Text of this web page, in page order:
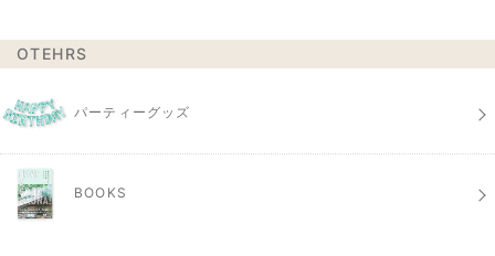
OTEHRS
パーティーグッズ
BOOKS